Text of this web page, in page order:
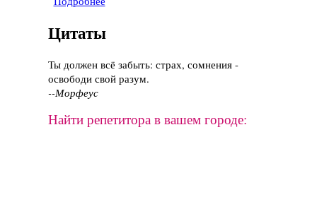
Цитаты
Ты должен всё забыть: страх, сомнения -
освободи свой разум.
--Морфеус
Найти репетитора в вашем городе: